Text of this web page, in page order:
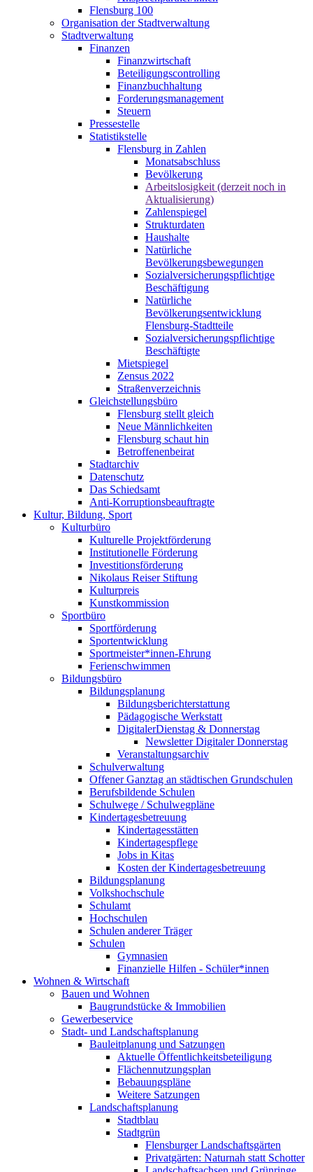
Flensburg 100
Organisation der Stadtverwaltung
Stadtverwaltung
Finanzen
Finanzwirtschaft
Beteiligungscontrolling
Finanzbuchhaltung
Forderungsmanagement
Steuern
Pressestelle
Statistikstelle
Flensburg in Zahlen
Monatsabschluss
Bevölkerung
Arbeitslosigkeit (derzeit noch in
Aktualisierung)
Zahlenspiegel
Strukturdaten
Haushalte
Natürliche
Bevölkerungsbewegungen
Sozialversicherungspflichtige
Beschäftigung
Natürliche
Bevölkerungsentwicklung
Flensburg-Stadtteile
Sozialversicherungspflichtige
Beschäftigte
Mietspiegel
Zensus 2022
Straßenverzeichnis
Gleichstellungsbüro
Flensburg stellt gleich
Neue Männlichkeiten
Flensburg schaut hin
Betroffenenbeirat
Stadtarchiv
Datenschutz
Das Schiedsamt
Anti-Korruptionsbeauftragte
Kultur, Bildung, Sport
Kulturbüro
Kulturelle Projektförderung
Institutionelle Förderung
Investitionsförderung
Nikolaus Reiser Stiftung
Kulturpreis
Kunstkommission
Sportbüro
Sportförderung
Sportentwicklung
Sportmeister*innen-Ehrung
Ferienschwimmen
Bildungsbüro
Bildungsplanung
Bildungsberichterstattung
Pädagogische Werkstatt
DigitalerDienstag & Donnerstag
Newsletter Digitaler Donnerstag
Veranstaltungsarchiv
Schulverwaltung
Offener Ganztag an städtischen Grundschulen
Berufsbildende Schulen
Schulwege / Schulwegpläne
Kindertagesbetreuung
Kindertagesstätten
Kindertagespflege
Jobs in Kitas
Kosten der Kindertagesbetreuung
Bildungsplanung
Volkshochschule
Schulamt
Hochschulen
Schulen anderer Träger
Schulen
Gymnasien
Finanzielle Hilfen - Schüler*innen
Wohnen & Wirtschaft
Bauen und Wohnen
Baugrundstücke & Immobilien
Gewerbeservice
Stadt- und Landschaftsplanung
Bauleitplanung und Satzungen
Aktuelle Öffentlichkeitsbeteiligung
Flächennutzungsplan
Bebauungspläne
Weitere Satzungen
Landschaftsplanung
Stadtblau
Stadtgrün
Flensburger Landschaftsgärten
Privatgärten: Naturnah statt Schotter